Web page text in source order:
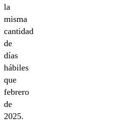
la
misma
cantidad
de
días
hábiles
que
febrero
de
2025.